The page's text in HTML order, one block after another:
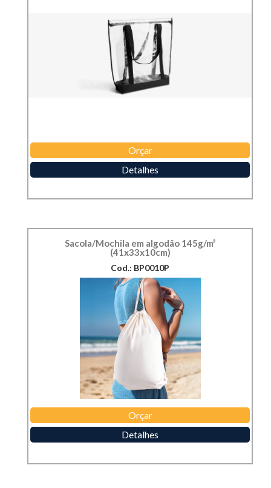
Orçar
Detalhes
Sacola/Mochila em algodão 145g/m²
(41x33x10cm)
Cod.: BP0010P
Orçar
Detalhes